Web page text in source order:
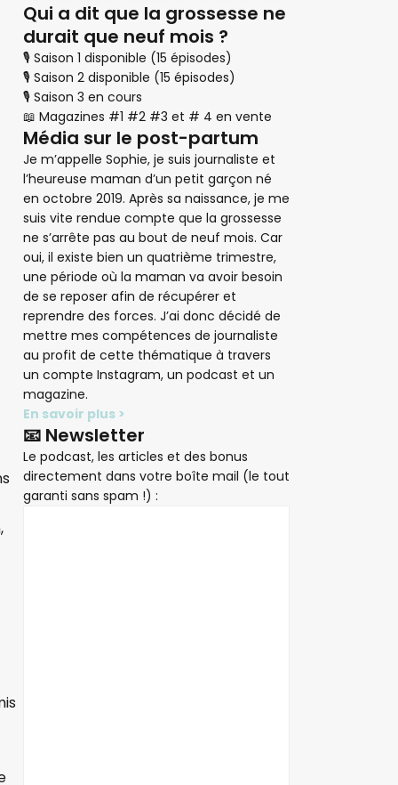
Qui a dit que la grossesse ne
durait que neuf mois ?
🎙 Saison 1 disponible (15 épisodes)
🎙 Saison 2 disponible (15 épisodes)
🎙 Saison 3 en cours
📖 Magazines #1 #2 #3 et # 4 en vente
Média sur le post-partum
Je m’appelle Sophie, je suis journaliste et
l’heureuse maman d’un petit garçon né
en octobre 2019. Après sa naissance, je me
suis vite rendue compte que la grossesse
ne s’arrête pas au bout de neuf mois. Car
oui, il existe bien un quatrième trimestre,
une période où la maman va avoir besoin
de se reposer afin de récupérer et
reprendre des forces. J’ai donc décidé de
mettre mes compétences de journaliste
au profit de cette thématique à travers
un compte Instagram, un podcast et un
magazine.
En savoir plus >
📧 Newsletter
Le podcast, les articles et des bonus
directement dans votre boîte mail (le tout
garanti sans spam !) :